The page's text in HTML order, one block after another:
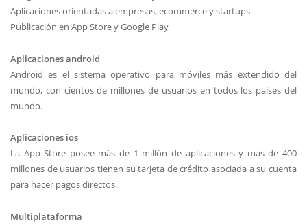
Aplicaciones orientadas a empresas, ecommerce y startups
Publicación en App Store y Google Play
Aplicaciones android
Android es el sistema operativo para móviles más extendido del
mundo, con cientos de millones de usuarios en todos los países del
mundo.
Aplicaciones ios
La App Store posee más de 1 millón de aplicaciones y más de 400
millones de usuarios tienen su tarjeta de crédito asociada a su cuenta
para hacer pagos directos.
Multiplataforma